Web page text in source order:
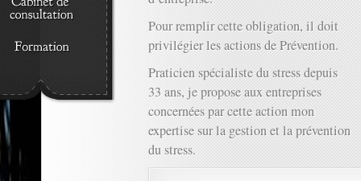
Pour remplir cette obligation, il doit
privilégier les actions de Prévention.
Praticien spécialiste du stress depuis
33 ans, je propose aux entreprises
concernées par cette action mon
expertise sur la gestion et la prévention
du stress.